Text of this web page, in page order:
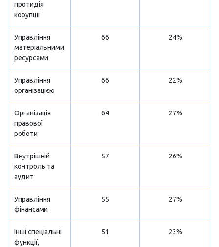
протидія
корупції
Управління
матеріальними
ресурсами
66 24%
Управління
організацією
66 22%
Організація
правової
роботи
64 27%
Внутрішній
контроль та
аудит
57 26%
Управління
фінансами
55 27%
Інші спеціальні
функції,
51 23%